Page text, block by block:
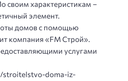
своим характеристикам –
элемент.
домов с помощью
компания «FM Строй».
услугами
doma-iz-